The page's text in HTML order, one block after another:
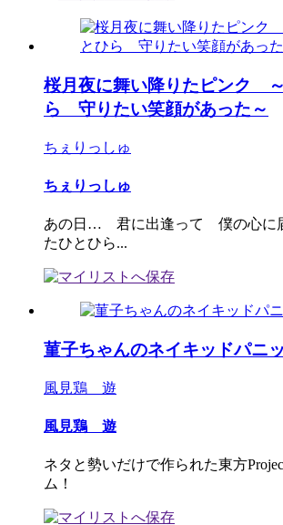
桜月夜に舞い降りたピンク
ら 守りたい笑顔があった～
ちぇりっしゅ
ちぇりっしゅ
あの日… 君に出逢って 僕の心に
たひとひら...
菫子ちゃんのネイキッドパニ
風見鶏 遊
風見鶏 遊
ネタと勢いだけで作られた東方
ム！